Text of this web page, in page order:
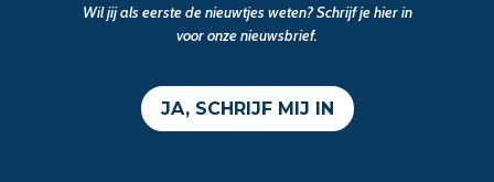
Wil jij als eerste de nieuwtjes weten? Schrijf je hier in
voor onze nieuwsbrief.
JA, SCHRIJF MIJ IN